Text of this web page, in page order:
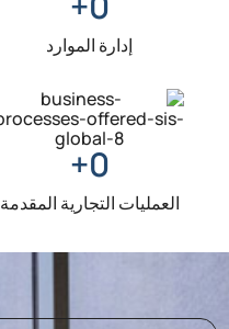
إدارة الموارد
العمليات التجارية المقدمة
0
+